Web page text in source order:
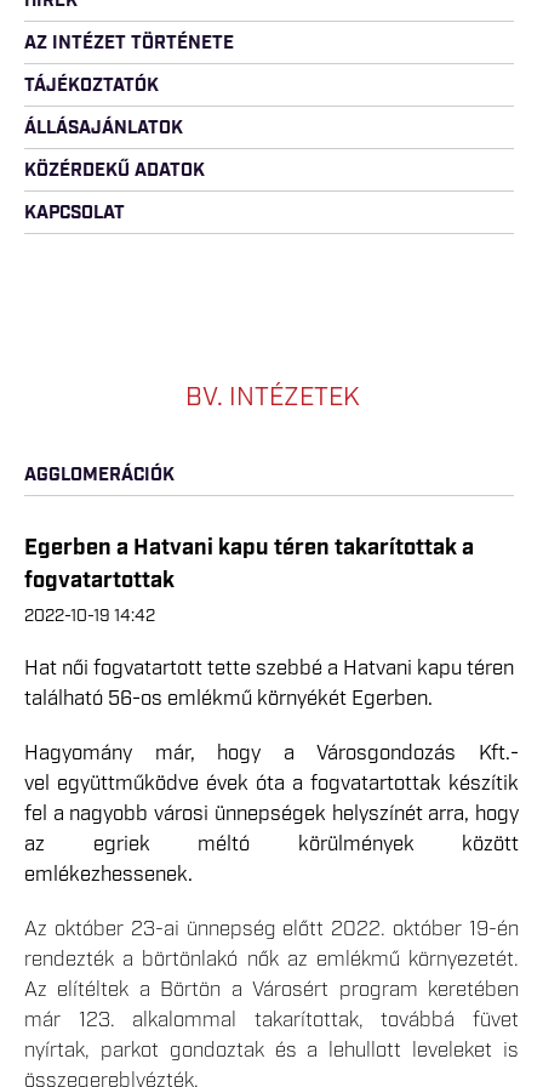
AZ INTÉZET TÖRTÉNETE
TÁJÉKOZTATÓK
ÁLLÁSAJÁNLATOK
KÖZÉRDEKŰ ADATOK
KAPCSOLAT
BV. INTÉZETEK
AGGLOMERÁCIÓK
Egerben a Hatvani kapu téren takarítottak a
fogvatartottak
2022-10-19 14:42
Hat női fogvatartott tette szebbé a Hatvani kapu téren
található 56-os emlékmű környékét Egerben.
Hagyomány már, hogy a Városgondozás Kft.-
vel együttműködve évek óta a fogvatartottak készítik
fel a nagyobb városi ünnepségek helyszínét arra, hogy
az egriek méltó körülmények között
emlékezhessenek.
Az október 23-ai ünnepség előtt 2022. október 19-én
rendezték a börtönlakó nők az emlékmű környezetét.
Az elítéltek a Börtön a Városért program keretében
már 123. alkalommal takarítottak, továbbá füvet
nyírtak, parkot gondoztak és a lehullott leveleket is
összegereblyézték.